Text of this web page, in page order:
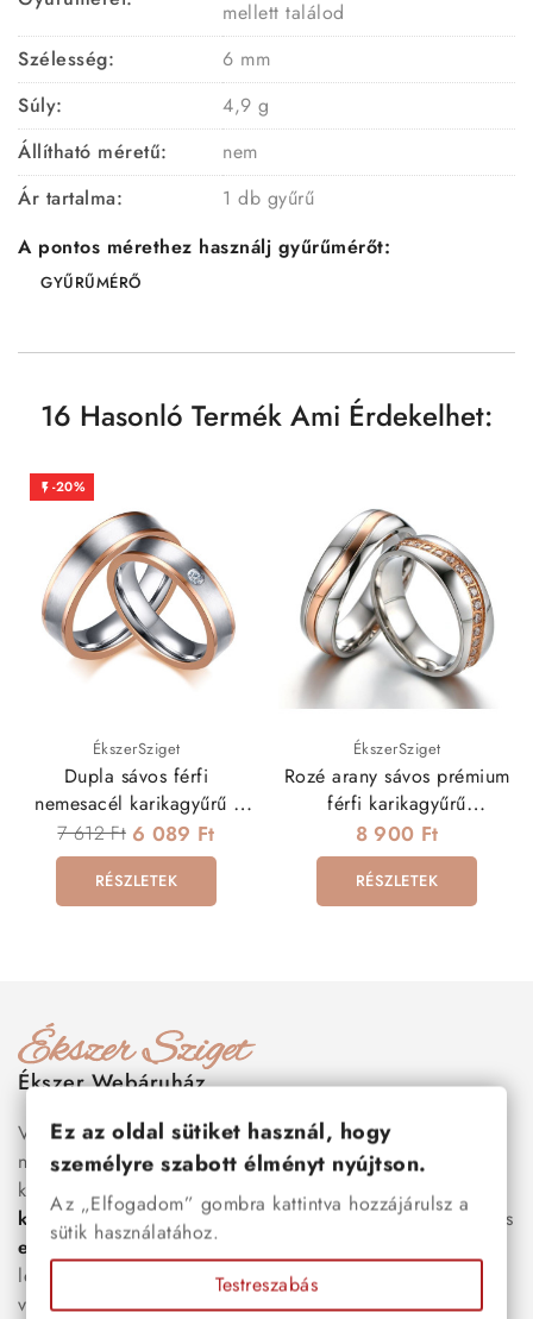
mellett találod
Szélesség:
6 mm
Súly:
4,9 g
Állítható méretű:
nem
Ár tartalma:
1 db gyűrű
A pontos mérethez használj gyűrűmérőt:
GYŰRŰMÉRŐ
16 Hasonló Termék Ami Érdekelhet:
 -20%
ÉkszerSziget
Dupla sávos férfi
nemesacél karikagyűrű -
rozé arany
7 612 Ft 6 089 Ft
RÉSZLETEK
ÉkszerSziget
Rozé arany sávos prémium
férfi karikagyűrű
nemesacélból
8 900 Ft
RÉSZLETEK
Ékszer Webáruház
Válogass több száz prémium minőségű, stílusos és tartós
nemesacél ékszer és orvosi fém ékszer közül, amelyek
között megtalálhatók a legnépszerűbb darabok is:
karkötők, nőinyakláncok,karikagyűrűk,fülbevalók
és
esküvői kiegészítőkegyaránt. Webáruházunkban a
legújabb trendeket követő, mégis időtálló ékszerek közül
választhatsz – legyen szó ajándékról, mindennapi
Ez az oldal sütiket használ, hogy
személyre szabott élményt nyújtson.
Az „Elfogadom” gombra kattintva hozzájárulsz a
sütik használatához.
Testreszabás